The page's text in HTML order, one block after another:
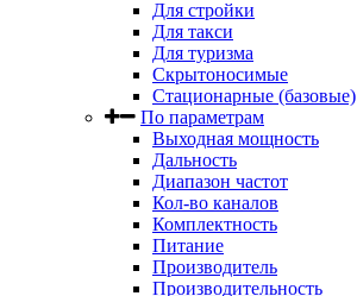
Для стройки
Для такси
Для туризма
Скрытоносимые
Стационарные (базовые)
По параметрам
Выходная мощность
Дальность
Диапазон частот
Кол-во каналов
Комплектность
Питание
Производитель
Производительность